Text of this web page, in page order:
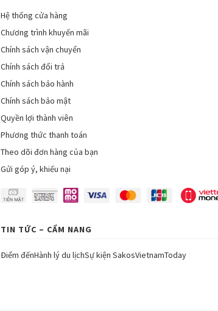
Hệ thống cửa hàng
Chương trình khuyến mãi
Chính sách vận chuyển
Chính sách đổi trả
Chính sách bảo hành
Chính sách bảo mật
Quyền lợi thành viên
Phương thức thanh toán
Theo dõi đơn hàng của bạn
Gửi góp ý, khiếu nại
TIN TỨC – CẨM NANG
Điểm đếnHành lý du lịchSự kiện SakosVietnamToday